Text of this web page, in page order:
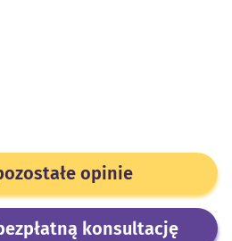
opinie
konsultację